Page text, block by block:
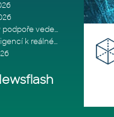
Udržujte vaše týmy produktivní díky podpoře vedené odborníky
Od experimentování s umělou inteligencí k reálnému dopadu na podniká